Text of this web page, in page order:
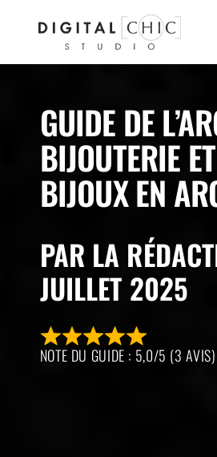
GUIDE DE
BIJOUTERIE
BIJOUX EN
PAR LA
JUILLET 2025
NOTE DU GUIDE : 5,0/5 (3 AVIS)